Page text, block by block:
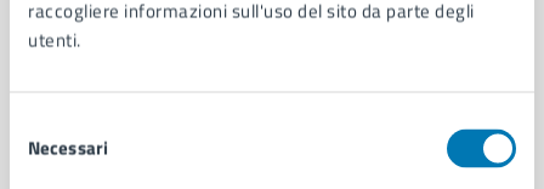
raccogliere informazioni sull'uso del sito da parte degli
utenti.
delNecessari
Municipalità
Uffici
Documenti e dati